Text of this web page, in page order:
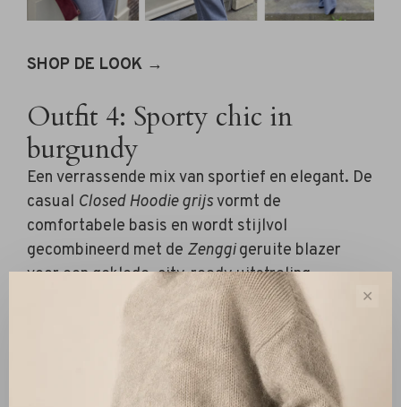
SHOP DE LOOK →
Outfit 4: Sporty chic in
burgundy
Een verrassende mix van sportief en elegant. De
casual Closed Hoodie grijsvormt de
comfortabele basis en wordt stijlvol
gecombineerd met de Zenggigeruite blazer
voor een geklede, city-ready uitstraling.
Niu Rok bordeauxvoegt een vrouwelijke,
speelse touch toe en geeft de outfit extra
beweging. Zwarte suède laarzen zorgen voor
lengte en elegantie, terwijl de grote suède tas
✕